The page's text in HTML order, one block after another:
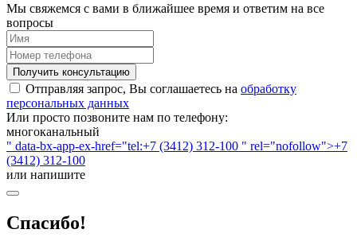
Мы свяжемся с вами в ближайшее время и ответим на все
вопросы
Получить консультацию
Отправляя запрос, Вы соглашаетесь на обработку
персональных данных
Или просто позвоните нам по телефону:
многоканальный
" data-bx-app-ex-href="tel:+7 (3412) 312-100 " rel="nofollow">+7
(3412) 312-100
или напишите
Спасибо!